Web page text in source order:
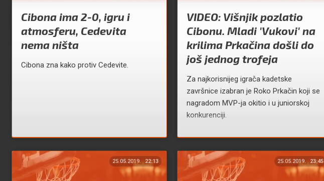
Cibona ima 2-0, igru i
atmosferu, Cedevita
nema ništa
Cibona zna kako protiv Cedevite.
VIDEO: Višnjik pozlatio
Cibonu. Mladi 'Vukovi' na
krilima Prkačina došli do
još jednog trofeja
Za najkorisnijeg igrača kadetske
završnice izabran je Roko Prkačin koji se
nagradom MVP-ja okitio i u juniorskoj
konkurenciji.
25.05.2019. 22:13 25.05.2019. 23:45